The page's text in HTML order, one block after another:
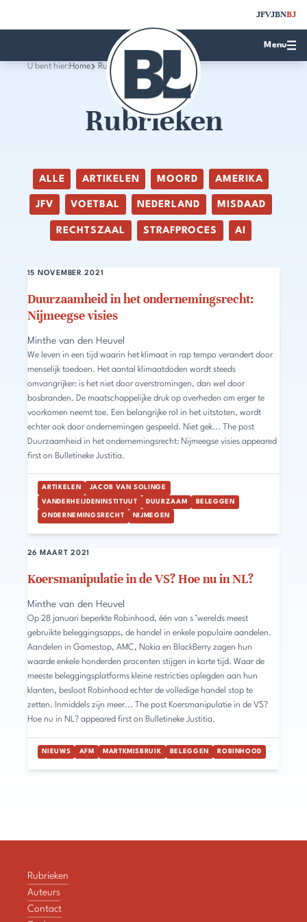
JFVJBNBJ
Menu
U bent hier:Home Rubrieken
Rubrieken
ALLE ARTIKELEN MOORD AMERIKA
JFV VOETBAL NEDERLAND MISDAAD
RECHTSZAAL STRAFPROCES AI
Duurzaamheid in het ondernemingsrecht:
Nijmeegse visies
15 NOVEMBER 2021
Minthe van den Heuvel
We leven in een tijd waarin het klimaat in rap tempo verandert door
menselijk toedoen. Het aantal klimaatdoden wordt steeds
omvangrijker: is het niet door overstromingen, dan wel door
bosbranden. De maatschappelijke druk op overheden om erger te
voorkomen neemt toe. Een belangrijke rol in het uitstoten, wordt
echter ook door ondernemingen gespeeld. Niet gek... The post
Duurzaamheid in het ondernemingsrecht: Nijmeegse visies appeared
first on Bulletineke Justitia.
ARTIKELEN JACOB VAN SOLINGE
VANDERHEIJDENINSTITUUT DUURZAAM BELEGGEN
ONDERNEMINGSRECHT NIJMEGEN
Koersmanipulatie in de VS? Hoe nu in NL?
26 MAART 2021
Minthe van den Heuvel
Op 28 januari beperkte Robinhood, één van s ’werelds meest
gebruikte beleggingsapps, de handel in enkele populaire aandelen.
Aandelen in Gamestop, AMC, Nokia en BlackBerry zagen hun
waarde enkele honderden procenten stijgen in korte tijd. Waar de
meeste beleggingsplatforms kleine restricties oplegden aan hun
klanten, besloot Robinhood echter de volledige handel stop te
zetten. Inmiddels zijn meer... The post Koersmanipulatie in de VS?
Hoe nu in NL? appeared first on Bulletineke Justitia.
NIEUWS AFM MARTKMISBRUIK BELEGGEN ROBINHOOD
Rubrieken
Auteurs
Contact